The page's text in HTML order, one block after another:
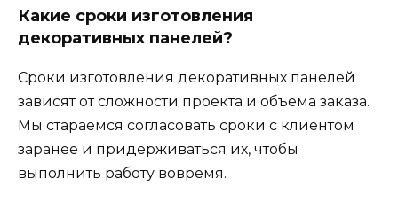
Какие сроки изготовления
декоративных панелей?
Сроки изготовления декоративных панелей
зависят от сложности проекта и объема заказа.
Мы стараемся согласовать сроки с клиентом
заранее и придерживаться их, чтобы
выполнить работу вовремя.